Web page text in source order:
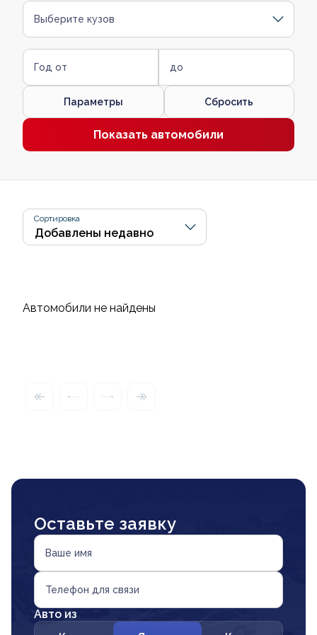
Выберите кузов
Год от до
Параметры Сбросить
Показать автомобили
Сортировка
Автомобили не найдены
Оставьте заявку
Ваше имя
Телефон для связи
Авто из